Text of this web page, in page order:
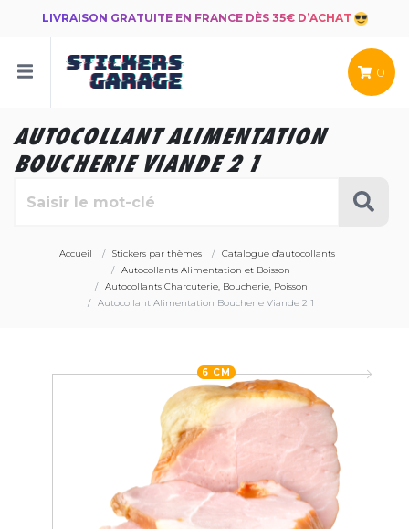
LIVRAISON GRATUITE EN FRANCE DÈS 35€ D’ACHAT
0
AUTOCOLLANT ALIMENTATION
BOUCHERIE VIANDE 2 1
Accueil Stickers par thèmes
Catalogue d'autocollants
Autocollants Alimentation et Boisson
Autocollants Charcuterie, Boucherie, Poisson
Autocollant Alimentation Boucherie Viande 2 1
6 CM